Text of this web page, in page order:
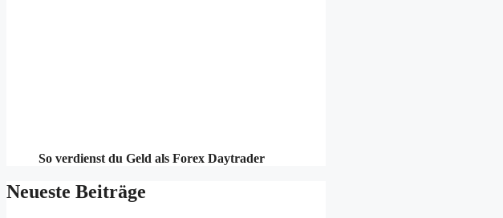
So verdienst du Geld als Forex Daytrader
Neueste Beiträge